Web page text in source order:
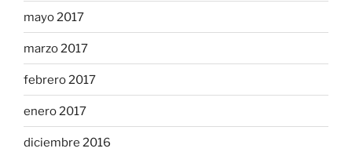
mayo 2017
marzo 2017
febrero 2017
enero 2017
diciembre 2016